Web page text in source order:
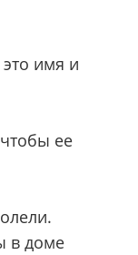
имя и
ее
в доме